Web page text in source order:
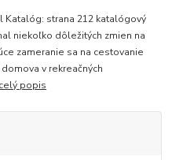
Katalóg: strana 212 katalógový
niekoľko dôležitých zmien na
zameranie sa na cestovanie
v rekreačných
celý popis